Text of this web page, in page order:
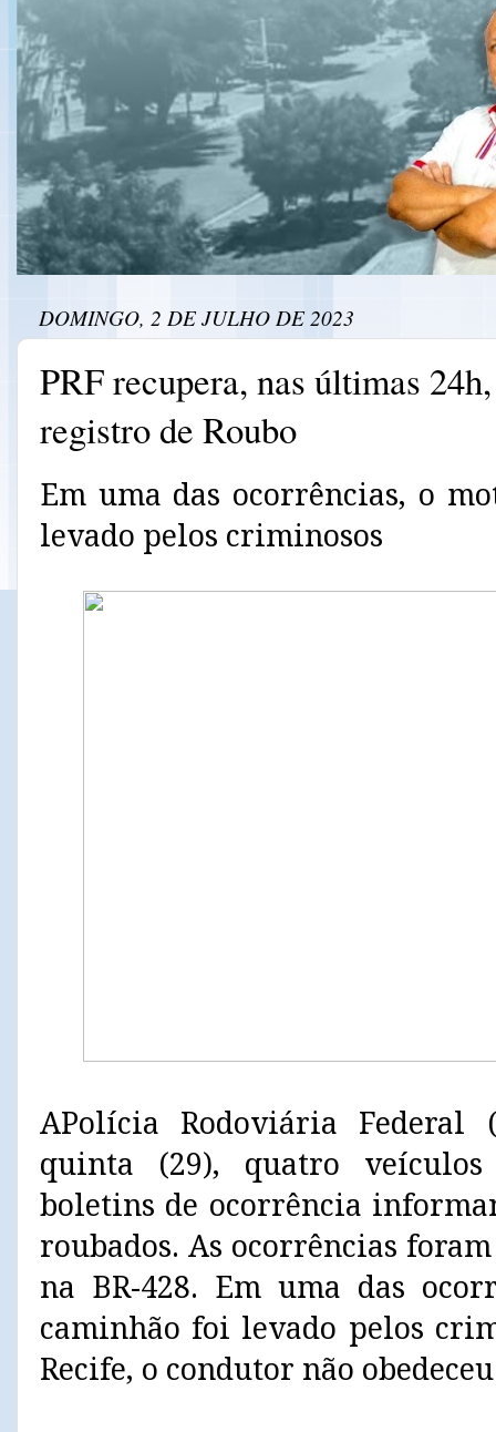
DOMINGO, 2 DE JULHO DE 2023
PRF recupera, nas últimas
registro de Roubo
Em uma das ocorrências, o
levado pelos criminosos
APolícia Rodoviária Federal
quinta (29), quatro
boletins de ocorrência
roubados. As ocorrências
na BR-428. Em uma das
caminhão foi levado pelos
Recife, o condutor não